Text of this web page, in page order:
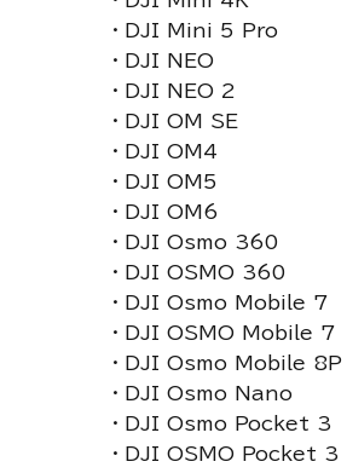
・DJI Mini 5 Pro
・DJI NEO
・DJI NEO 2
・DJI OM SE
・DJI OM4
・DJI OM5
・DJI OM6
・DJI Osmo 360
・DJI OSMO 360
・DJI Osmo Mobile 7
・DJI OSMO Mobile 7
・DJI Osmo Mobile 8P
・DJI Osmo Nano
・DJI Osmo Pocket 3
・DJI OSMO Pocket 3